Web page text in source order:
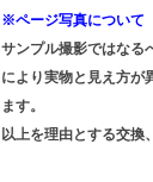
※ページ写真について
サンプル撮影ではなる
により実物と見え方が
ます。
以上を理由とする交換